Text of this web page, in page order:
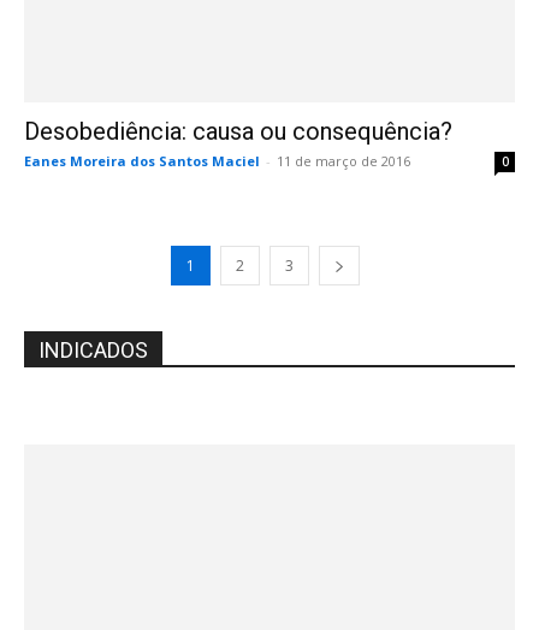
Desobediência: causa ou consequência?
Eanes Moreira dos Santos Maciel - 11 de março de 2016 0
1 2 3
INDICADOS